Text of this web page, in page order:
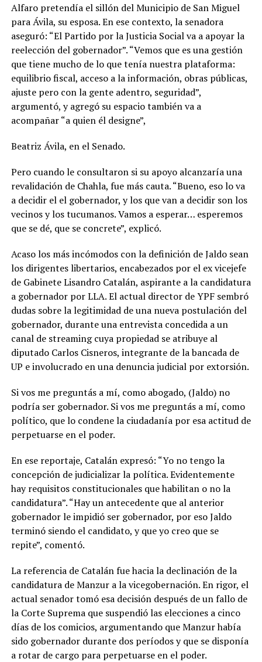
Alfaro pretendía el sillón del Municipio de San Miguel
para Ávila, su esposa. En ese contexto, la senadora
aseguró: “El Partido por la Justicia Social va a apoyar la
reelección del gobernador”. “Vemos que es una gestión
que tiene mucho de lo que tenía nuestra plataforma:
equilibrio fiscal, acceso a la información, obras públicas,
ajuste pero con la gente adentro, seguridad”,
argumentó, y agregó su espacio también va a
acompañar “a quien él designe”,
Beatriz Ávila, en el Senado.
Pero cuando le consultaron si su apoyo alcanzaría una
revalidación de Chahla, fue más cauta. “Bueno, eso lo va
a decidir el el gobernador, y los que van a decidir son los
vecinos y los tucumanos. Vamos a esperar… esperemos
que se dé, que se concrete”, explicó.
Acaso los más incómodos con la definición de Jaldo sean
los dirigentes libertarios, encabezados por el ex vicejefe
de Gabinete Lisandro Catalán, aspirante a la candidatura
a gobernador por LLA. El actual director de YPF sembró
dudas sobre la legitimidad de una nueva postulación del
gobernador, durante una entrevista concedida a un
canal de streaming cuya propiedad se atribuye al
diputado Carlos Cisneros, integrante de la bancada de
UP e involucrado en una denuncia judicial por extorsión.
Si vos me preguntás a mí, como abogado, (Jaldo) no
podría ser gobernador. Si vos me preguntás a mí, como
político, que lo condene la ciudadanía por esa actitud de
perpetuarse en el poder.
En ese reportaje, Catalán expresó: “Yo no tengo la
concepción de judicializar la política. Evidentemente
hay requisitos constitucionales que habilitan o no la
candidatura”. “Hay un antecedente que al anterior
gobernador le impidió ser gobernador, por eso Jaldo
terminó siendo el candidato, y que yo creo que se
repite”, comentó.
La referencia de Catalán fue hacia la declinación de la
candidatura de Manzur a la vicegobernación. En rigor, el
actual senador tomó esa decisión después de un fallo de
la Corte Suprema que suspendió las elecciones a cinco
días de los comicios, argumentando que Manzur había
sido gobernador durante dos períodos y que se disponía
a rotar de cargo para perpetuarse en el poder.